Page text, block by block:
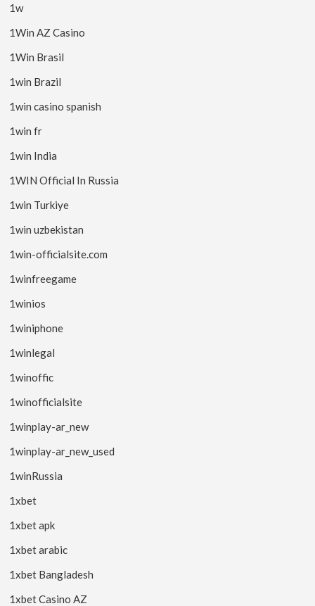
1w
1Win AZ Casino
1Win Brasil
1win Brazil
1win casino spanish
1win fr
1win India
1WIN Official In Russia
1win Turkiye
1win uzbekistan
1win-officialsite.com
1winfreegame
1winios
1winiphone
1winlegal
1winoffic
1winofficialsite
1winplay-ar_new
1winplay-ar_new_used
1winRussia
1xbet
1xbet apk
1xbet arabic
1xbet Bangladesh
1xbet Casino AZ